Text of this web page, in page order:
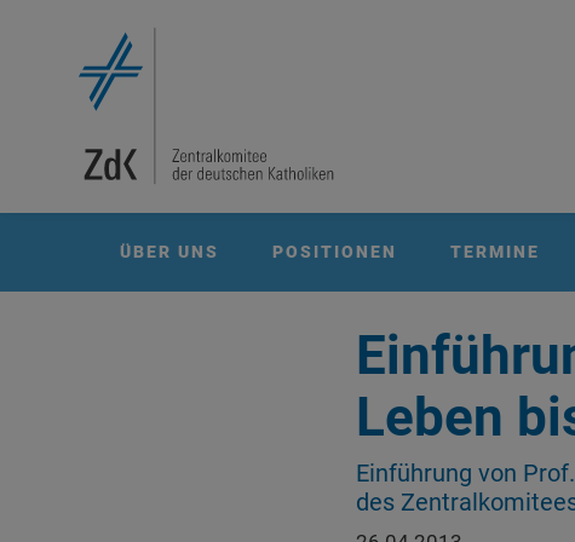
ÜBER UNS POSITIONEN TERMINE
Leben
Einführung von
des